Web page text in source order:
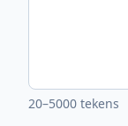
20–5000 tekens